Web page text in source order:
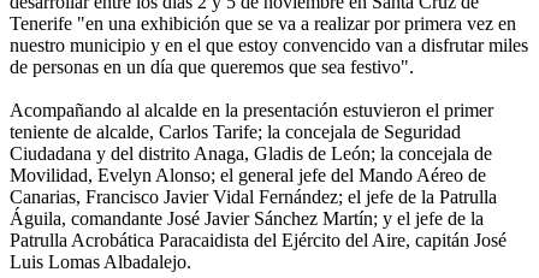
Tenerife "en una exhibición que se va a realizar por primera vez en
nuestro municipio y en el que estoy convencido van a disfrutar miles
de personas en un día que queremos que sea festivo".
Acompañando al alcalde en la presentación estuvieron el primer
teniente de alcalde, Carlos Tarife; la concejala de Seguridad
Ciudadana y del distrito Anaga, Gladis de León; la concejala de
Movilidad, Evelyn Alonso; el general jefe del Mando Aéreo de
Canarias, Francisco Javier Vidal Fernández; el jefe de la Patrulla
Águila, comandante José Javier Sánchez Martín; y el jefe de la
Patrulla Acrobática Paracaidista del Ejército del Aire, capitán José
Luis Lomas Albadalejo.